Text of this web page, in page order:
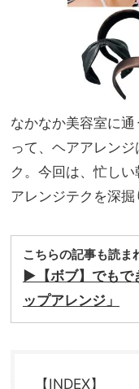
なかなか美容室に
って、ヘアアレン
ク。今回は、忙し
アレンジテクを深掘
こちらの記事も読ま
▶︎【ボブ】でもで
ップアレンジ」
【INDEX】